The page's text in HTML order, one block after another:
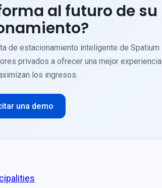
al futuro de su
de estacionamiento inteligente de Spatium
privados a ofrecer una mejor experiencia
los ingresos.
una demo